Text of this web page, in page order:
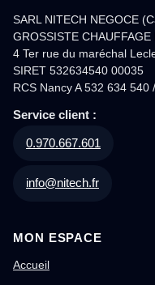
SARL NITECH NEGOCE
GROSSISTE
4 Ter rue du maréchal
SIRET 532634540 00035
RCS Nancy A 532 634
Service client :
0.970.667.601
info@nitech.fr
MON ESPACE
Accueil